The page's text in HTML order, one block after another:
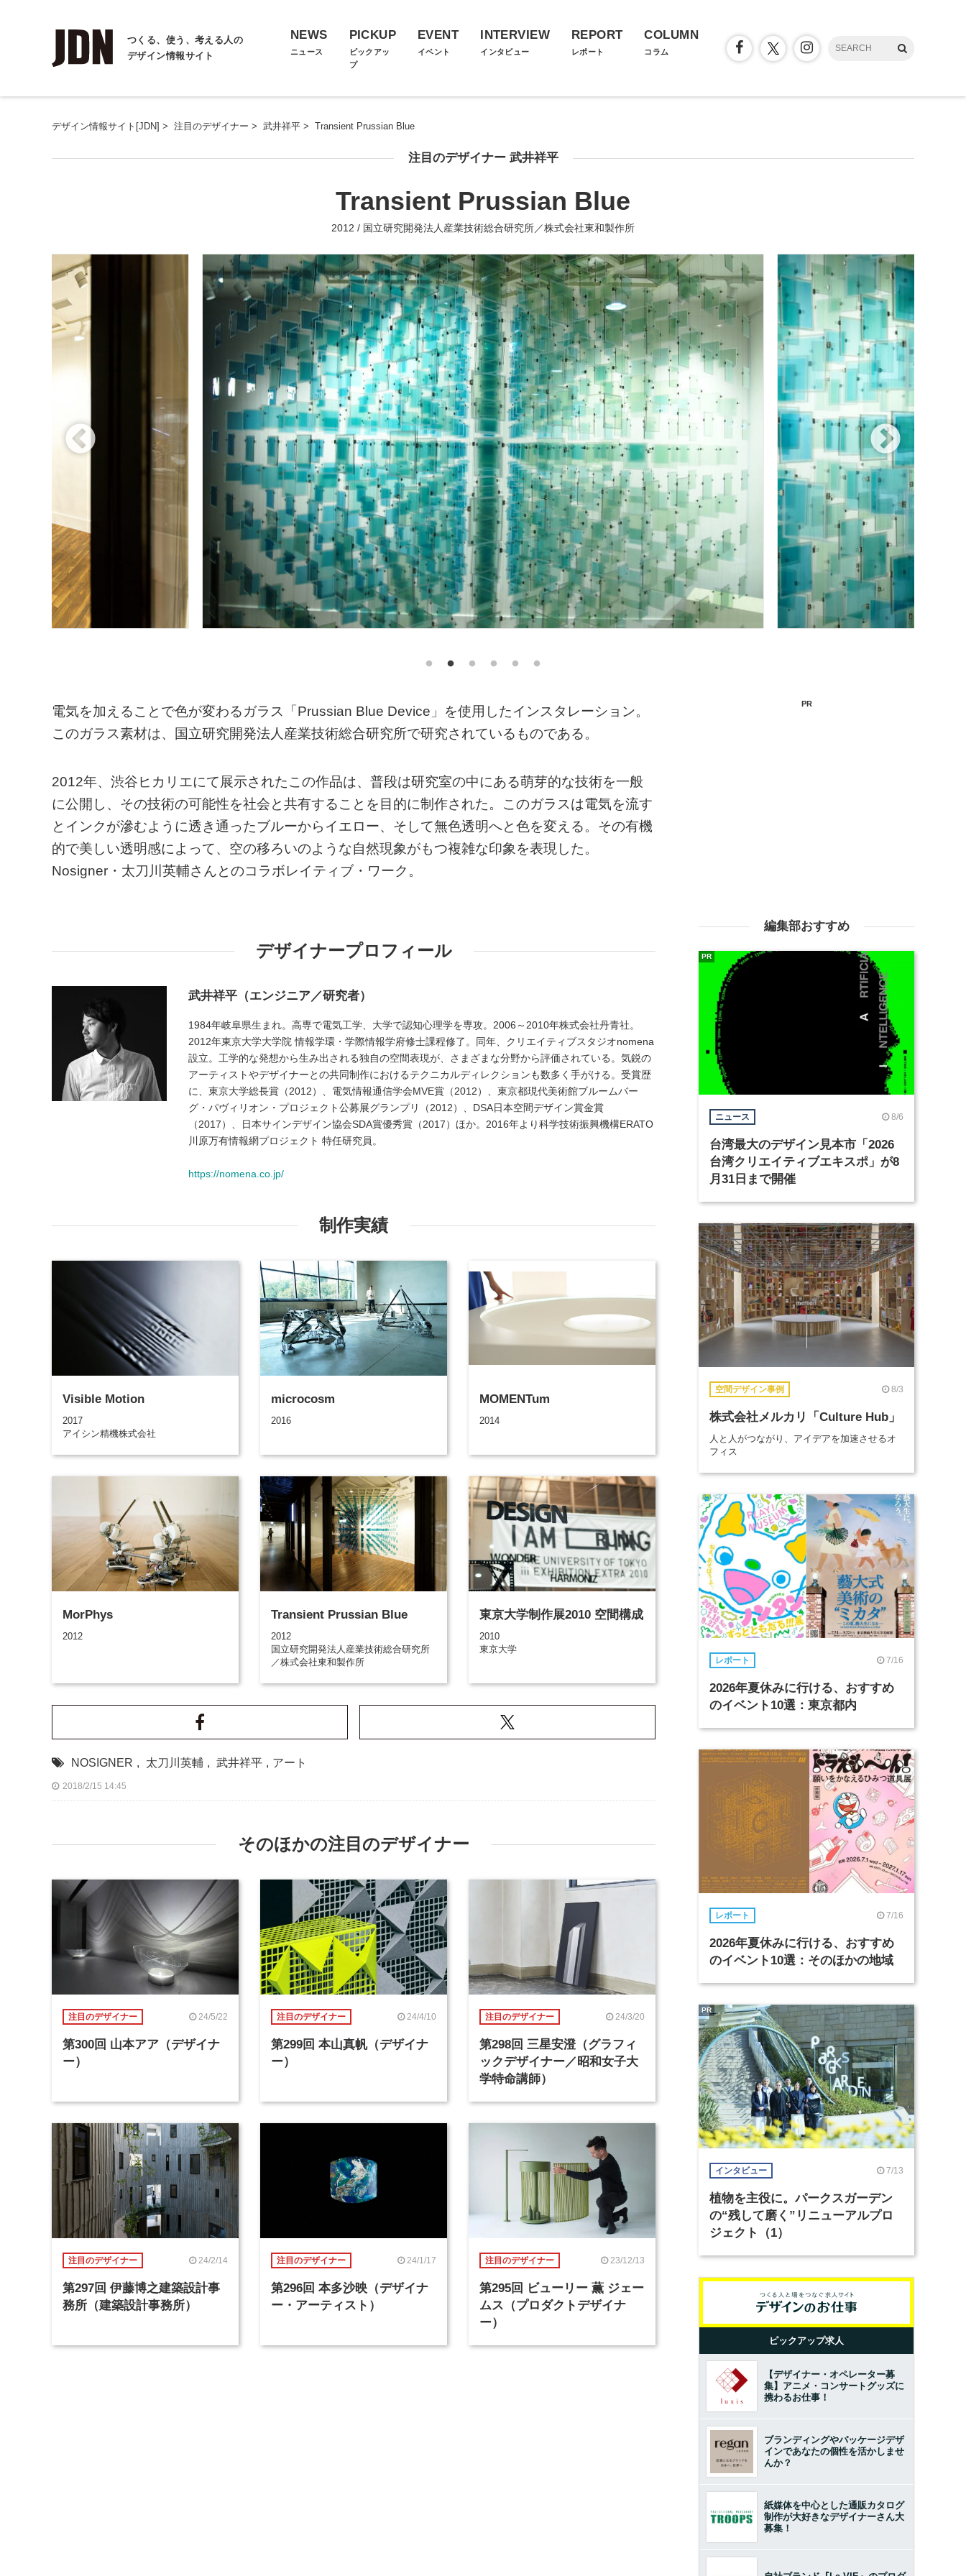
つくる、使う、考える人の
デザイン情報サイト
NEWS
ニュース
PICKUP
ピックアッ
プ
EVENT
イベント
INTERVIEW
インタビュー
REPORT
レポート
COLUMN
コラム
デザイン情報サイト[JDN] > 注目のデザイナー > 武井祥平 > Transient Prussian Blue
注目のデザイナー 武井祥平
Transient Prussian Blue
2012 / 国立研究開発法人産業技術総合研究所／株式会社東和製作所
電気を加えることで色が変わるガラス「Prussian Blue Device」を使用したインスタレーション。
このガラス素材は、国立研究開発法人産業技術総合研究所で研究されているものである。
2012年、渋谷ヒカリエにて展示されたこの作品は、普段は研究室の中にある萌芽的な技術を一般
に公開し、その技術の可能性を社会と共有することを目的に制作された。このガラスは電気を流す
とインクが滲むように透き通ったブルーからイエロー、そして無色透明へと色を変える。その有機
的で美しい透明感によって、空の移ろいのような自然現象がもつ複雑な印象を表現した。
Nosigner・太刀川英輔さんとのコラボレイティブ・ワーク。
デザイナープロフィール
武井祥平（エンジニア／研究者）
1984年岐阜県生まれ。高専で電気工学、大学で認知心理学を専攻。2006～2010年株式会社丹青社。
2012年東京大学大学院 情報学環・学際情報学府修士課程修了。同年、クリエイティブスタジオnomena
設立。工学的な発想から生み出される独自の空間表現が、さまざまな分野から評価されている。気鋭の
アーティストやデザイナーとの共同制作におけるテクニカルディレクションも数多く手がける。受賞歴
に、東京大学総長賞（2012）、電気情報通信学会MVE賞（2012）、東京都現代美術館ブルームバー
グ・パヴィリオン・プロジェクト公募展グランプリ（2012）、DSA日本空間デザイン賞金賞
（2017）、日本サインデザイン協会SDA賞優秀賞（2017）ほか。2016年より科学技術振興機構ERATO
川原万有情報網プロジェクト 特任研究員。
https://nomena.co.jp/
制作実績
Visible Motion
2017
アイシン精機株式会社
microcosm
2016
MOMENTum
2014
MorPhys
2012
Transient Prussian Blue
2012
国立研究開発法人産業技術総合研究所
／株式会社東和製作所
東京大学制作展2010 空間構成
2010
東京大学
NOSIGNER , 太刀川英輔 , 武井祥平 , アート
2018/2/15 14:45
そのほかの注目のデザイナー
注目のデザイナー 24/5/22
第300回 山本アア（デザイナ
ー）
注目のデザイナー 24/4/10
第299回 本山真帆（デザイナ
ー）
注目のデザイナー 24/3/20
第298回 三星安澄（グラフィ
ックデザイナー／昭和女子大
学特命講師）
注目のデザイナー 24/2/14
第297回 伊藤博之建築設計事
務所（建築設計事務所）
注目のデザイナー 24/1/17
第296回 本多沙映（デザイナ
ー・アーティスト）
注目のデザイナー 23/12/13
第295回 ビューリー 薫 ジェー
ムス（プロダクトデザイナ
ー）
PR
編集部おすすめ
ニュース 8/6
台湾最大のデザイン見本市「2026
台湾クリエイティブエキスポ」が8
月31日まで開催
PR
空間デザイン事例 8/3
株式会社メルカリ「Culture Hub」
人と人がつながり、アイデアを加速させるオ
フィス
レポート 7/16
2026年夏休みに行ける、おすすめ
のイベント10選：東京都内
レポート 7/16
2026年夏休みに行ける、おすすめ
のイベント10選：そのほかの地域
インタビュー 7/13
植物を主役に。パークスガーデン
の“残して磨く”リニューアルプロ
ジェクト（1）
PR
ピックアップ求人
【デザイナー・オペレーター募
集】アニメ・コンサートグッズに
携わるお仕事！
ブランディングやパッケージデザ
インであなたの個性を活かしませ
んか？
紙媒体を中心とした通販カタログ
制作が大好きなデザイナーさん大
募集！